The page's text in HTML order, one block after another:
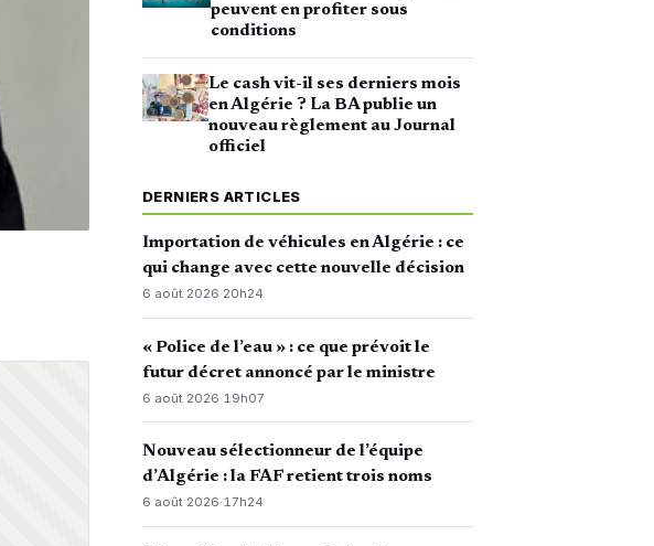
peuvent en profiter sous
conditions
Le cash vit-il ses derniers mois
en Algérie ? La BA publie un
nouveau règlement au Journal
officiel
DERNIERS ARTICLES
Importation de véhicules en Algérie : ce
qui change avec cette nouvelle décision
6 août 2026·20h24
« Police de l’eau » : ce que prévoit le
futur décret annoncé par le ministre
6 août 2026· 19h07
Nouveau sélectionneur de l’équipe
d’Algérie : la FAF retient trois noms
6 août 2026·17h24